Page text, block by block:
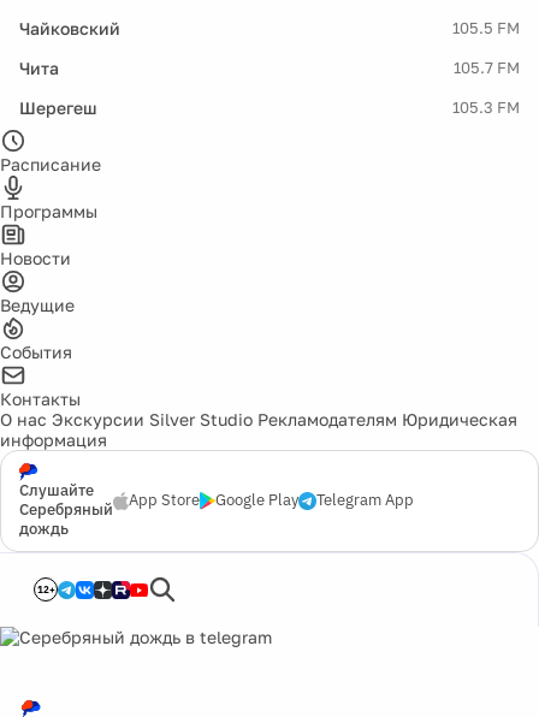
Чайковский 105.5 FM
Чита 105.7 FM
Шерегеш 105.3 FM
Расписание
Программы
Новости
Ведущие
События
Контакты
О нас Экскурсии Silver Studio Рекламодателям Юридическая
информация
Слушайте
Серебряный
дождь
App Store Google Play Telegram App
12+